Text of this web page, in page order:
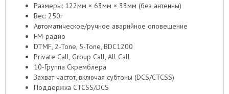
Размеры: 122мм × 63мм × 33мм (без антенны)
Вес: 250г
Автоматическое/ручное аварийное оповещение
FM-радио
DTMF, 2-Tone, 5-Tone, BDC1200
Private Call, Group Call, All Call
10-Группа Скремблера
Захват частот, включая субтоны (DCS/CTCSS)
Поддержка CTCSS/DCS